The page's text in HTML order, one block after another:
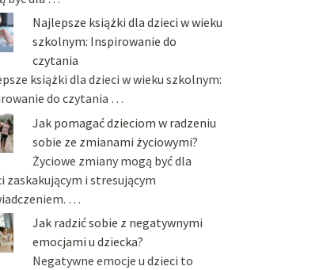
Najlepsze książki dla dzieci w wieku
szkolnym: Inspirowanie do
czytania
książki dla dzieci w wieku szkolnym:
do czytania …
Jak pomagać dzieciom w radzeniu
sobie ze zmianami życiowymi?
Życiowe zmiany mogą być dla
zaskakującym i stresującym
…
Jak radzić sobie z negatywnymi
emocjami u dziecka?
Negatywne emocje u dzieci to